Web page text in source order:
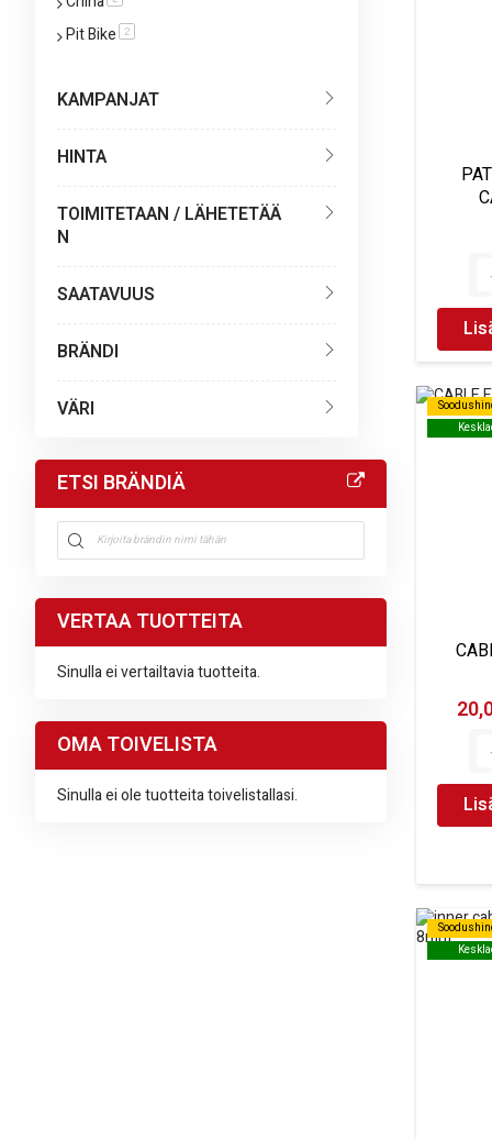
Pit Bike 2tuote
KAMPANJAT
HINTA
TOIMITETAAN / LÄHETETÄÄ
N
SAATAVUUS
BRÄNDI
VÄRI
ETSI BRÄNDIÄ
VERTAA TUOTTEITA
Sinulla ei vertailtavia tuotteita.
OMA TOIVELISTA
Sinulla ei ole tuotteita toivelistallasi.